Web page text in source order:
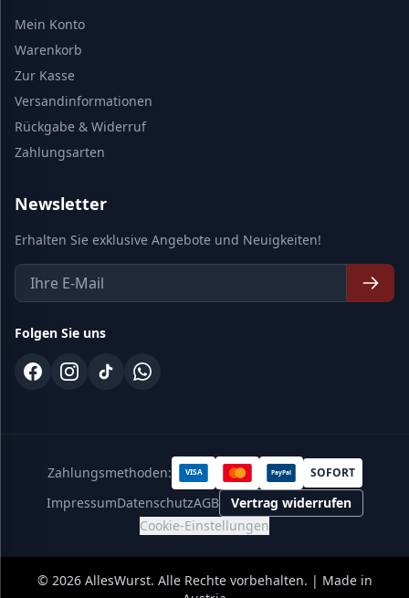
Mein Konto
Warenkorb
Zur Kasse
Versandinformationen
Rückgabe & Widerruf
Zahlungsarten
Newsletter
Erhalten Sie exklusive Angebote und Neuigkeiten!
Folgen Sie uns
Zahlungsmethoden: VISA PayPal SOFORT
ImpressumDatenschutzAGB
Vertrag widerrufen
Cookie-Einstellungen
© 2026AllesWurst. Alle Rechte vorbehalten. | Made in